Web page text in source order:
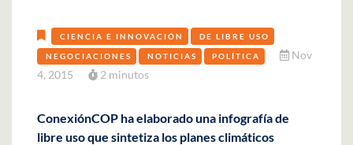
CIENCIA E INNOVACIÓN DE LIBRE USO
NEGOCIACIONES NOTICIAS POLÍTICA
Nov
4, 2015
2 minutos
ConexiónCOP ha elaborado una infografía de
libre uso que sintetiza los planes climáticos